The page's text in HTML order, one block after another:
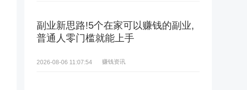
副业新思路!5个在家可以赚钱的副业,
普通人零门槛就能上手
2026-08-06 11:07:54 赚钱资讯